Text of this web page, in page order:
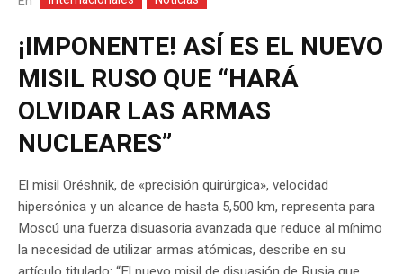
¡IMPONENTE! ASÍ ES EL NUEVO
MISIL RUSO QUE “HARÁ
OLVIDAR LAS ARMAS
NUCLEARES”
El misil Oréshnik, de «precisión quirúrgica», velocidad
hipersónica y un alcance de hasta 5,500 km, representa para
Moscú una fuerza disuasoria avanzada que reduce al mínimo
la necesidad de utilizar armas atómicas, describe en su